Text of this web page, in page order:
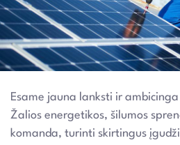
Esame jauna lanksti ir
Žalios energetikos, šilumos
komanda, turinti skirtingus